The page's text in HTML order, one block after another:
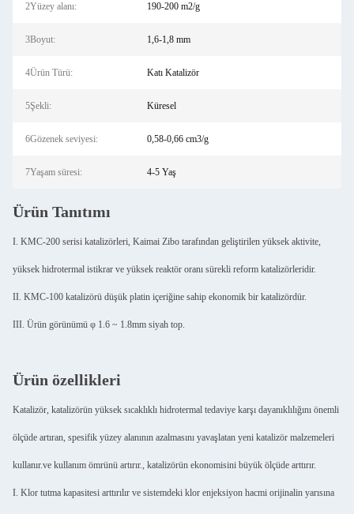
2Yüzey alanı: 190-200 m2/g
3Boyut: 1,6-1,8 mm
4Ürün Türü: Katı Katalizör
5Şekli: Küresel
6Gözenek seviyesi: 0,58-0,66 cm3/g
7Yaşam süresi: 4-5 Yaş
Ürün Tanıtımı
I. KMC-200 serisi katalizörleri, Kaimai Zibo tarafından geliştirilen yüksek aktivite,
yüksek hidrotermal istikrar ve yüksek reaktör oranı sürekli reform katalizörleridir.
II. KMC-100 katalizörü düşük platin içeriğine sahip ekonomik bir katalizördür.
III. Ürün görünümü φ 1.6 ~ 1.8mm siyah top.
Ürün özellikleri
Katalizör, katalizörün yüksek sıcaklıklı hidrotermal tedaviye karşı dayanıklılığını önemli
ölçüde artıran, spesifik yüzey alanının azalmasını yavaşlatan yeni katalizör malzemeleri
kullanır.ve kullanım ömrünü artırır., katalizörün ekonomisini büyük ölçüde arttırır.
I. Klor tutma kapasitesi arttırılır ve sistemdeki klor enjeksiyon hacmi orijinalin yarısına